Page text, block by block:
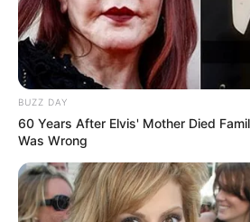
BUZZ DAY
60 Years After Elvis' Mother Died
Was Wrong